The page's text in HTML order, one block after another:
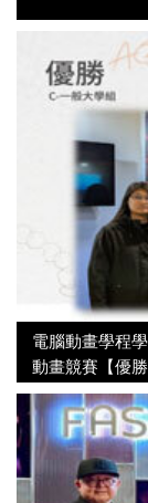
電腦動畫學程
動畫競賽【優勝